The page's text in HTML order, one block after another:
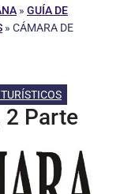
» GUÍA DE
» CÁMARA DE
2 Parte